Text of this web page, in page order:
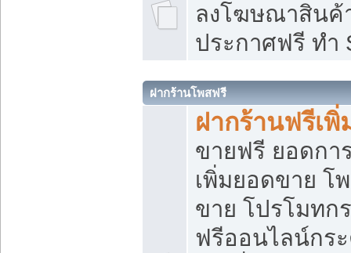
ลงโฆษณาสิน
ประกาศฟรี ทำ
ฝากร้านโพสฟรี
ฝากร้านฟรีเ
ขายฟรี ยอดกา
เพิ่มยอดขาย โ
ขาย โปรโมทก
ฟรีออนไลน์กร